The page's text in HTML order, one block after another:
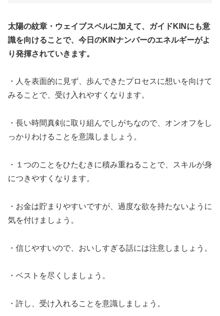
太陽の紋章・ウェイブスペルに加えて、ガイドKINにも意
識を向けることで、今日のKINナンバーのエネルギーがよ
り発揮されていきます。
・人を表面的に見ず、歩んできたプロセスに想いを向けて
みることで、受け入れやすくなります。
・長い時間真剣に取り組んでしがちなので、オンオフをし
っかりわけることを意識しましょう。
・１つのことをひたむきに積み重ねることで、スキルが身
につきやすくなります。
・お金は貯まりやすいですが、過度な欲を持たないように
気を付けましょう。
・信じやすいので、おいしすぎる話には注意しましょう。
・ベストを尽くしましょう。
・許し、受け入れることを意識しましょう。